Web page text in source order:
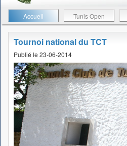
Accueil Tunis Open
Tournoi national du TCT
Publié le 23-06-2014